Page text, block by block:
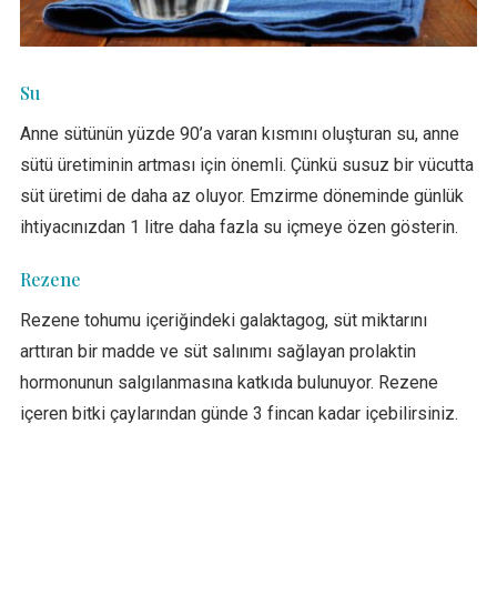
Su
Anne sütünün yüzde 90’a varan kısmını oluşturan su, anne
sütü üretiminin artması için önemli. Çünkü susuz bir vücutta
süt üretimi de daha az oluyor. Emzirme döneminde günlük
ihtiyacınızdan 1 litre daha fazla su içmeye özen gösterin.
Rezene
Rezene tohumu içeriğindeki galaktagog, süt miktarını
arttıran bir madde ve süt salınımı sağlayan prolaktin
hormonunun salgılanmasına katkıda bulunuyor. Rezene
içeren bitki çaylarından günde 3 fincan kadar içebilirsiniz.